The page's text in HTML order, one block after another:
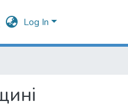
Log In